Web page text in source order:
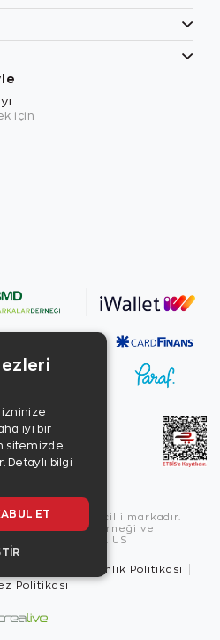
için
Zen Diamond tescilli markadır.
Markalar Derneği ve
üyesidir. US
Güvenlik Politikası
Politikası
izninize
iyi bir
sitemizde
Detaylı bilgi
ET